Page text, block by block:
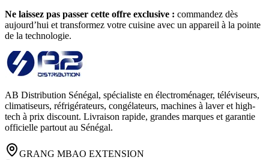
Ne laissez pas passer cette offre exclusive : commandez dès
aujourd’hui et transformez votre cuisine avec un appareil à la pointe
de la technologie.
AB Distribution Sénégal, spécialiste en électroménager, téléviseurs,
climatiseurs, réfrigérateurs, congélateurs, machines à laver et high-
tech à prix discount. Livraison rapide, grandes marques et garantie
officielle partout au Sénégal.
GRANG MBAO EXTENSION